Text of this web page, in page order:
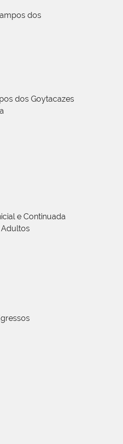
dos
dos Goytacazes
e Continuada
Adultos